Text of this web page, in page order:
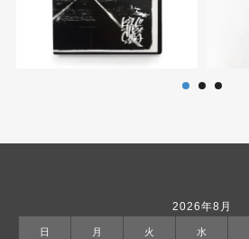
2026年8月
日 月 火 水